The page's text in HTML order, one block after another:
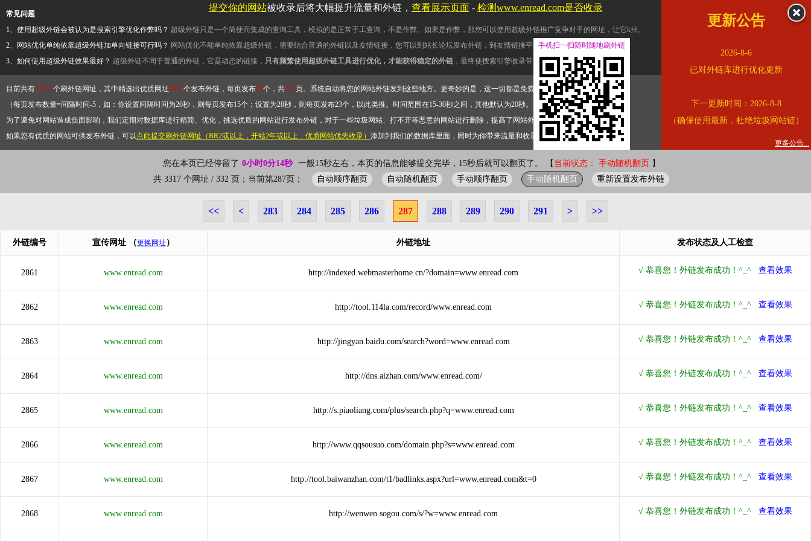
常见问题
1、使用超级外链会被认为是搜索引擎优化作弊吗？ 超级外链只是一个简便而集成的查询工具，模拟的是正常手工查询，不是作弊。如果是作弊，那您可以使用超级外链推广竞争对手的网址，让它k掉。
2、网站优化单纯依靠超级外链加单向链接可行吗？ 网站优化不能单纯依靠超级外链，需要结合普通的外链以及友情链接，您可以到站长论坛发布外链，到友情链接平台交换友情链接。
3、如何使用超级外链效果最好？ 超级外链不同于普通的外链，它是动态的链接， 只有频繁使用超级外链工具进行优化，才能获得稳定的外链 ，最终使搜索引擎收录带网址的查询页面。
目前共有13212个刷外链网址，其中精选出优质网址3317个发布外链，每页发布10个，共332页。系统自动将您的网站外链发到这些地方。更奇妙的是，这一切都是免费的。
（每页发布数量=间隔时间-5，如：你设置间隔时间为20秒，则每页发布15个；设置为28秒，则每页发布23个，以此类推。时间范围在15-30秒之间，其他默认为20秒。）
为了避免对网站造成负面影响，我们定期对数据库进行精简、优化，挑选优质的网站进行发布外链，对于一些垃圾网站、打不开等恶意的网站进行删除，提高了网站外链的质量。
如果您有优质的网站可供发布外链，可以点此提交刷外链网址（BR2或以上，开站2年或以上，优质网站优先收录） 添加到我们的数据库里面，同时为你带来流量和收录。 错误外链纠正
您在本页已经停留了 0小时0分15秒 一般15秒左右，本页的信息能够提交完毕，15秒后就可以翻页了。 【 当前状态： 手动随机翻页 】
共 3317 个网址 / 332 页；当前第287页；
自动顺序翻页 自动随机翻页 手动顺序翻页 手动随机翻页 重新设置发布外链
<< < 283 284 285 286 287 288 289 290 291 > >>
外链编号 宣传网址 （更换网址 ） 外链地址 发布状态及人工检查
2861 www.enread.com http://indexed.webmasterhome.cn/?domain=www.enread.com
2862 www.enread.com http://tool.114la.com/record/www.enread.com
2863 www.enread.com http://jingyan.baidu.com/search?word=www.enread.com
2864 www.enread.com http://dns.aizhan.com/www.enread.com/
2865 www.enread.com http://s.piaoliang.com/plus/search.php?q=www.enread.com
2866 www.enread.com http://www.qqsousuo.com/domain.php?s=www.enread.com
2867 www.enread.com http://tool.baiwanzhan.com/t1/badlinks.aspx?url=www.enread.com&t=0
2868 www.enread.com http://wenwen.sogou.com/s/?w=www.enread.com
提交你的网站被收录后将大幅提升流量和外链， 查看展示页面- 检测www.enread.com是否收录
更新公告
2026-8-6
已对外链库进行优化更新
下一更新时间：2026-8-8
（确保使用最新，杜绝垃圾网站链）
更多公告...
手机扫一扫随时随地刷外链